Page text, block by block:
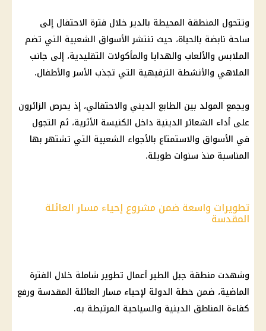
وتتحول المنطقة المحيطة بالدير خلال فترة الاحتفال إلى
ساحة نابضة بالحياة، حيث تنتشر الأسواق الشعبية التي تضم
الملابس والألعاب والهدايا والمأكولات التقليدية، إلى جانب
الملاهي والأنشطة الترفيهية التي تجذب الأسر والأطفال.
ويجمع المولد بين الطابع الديني والاحتفالي، إذ يحرص الزائرون
على أداء الشعائر الدينية داخل الكنيسة الأثرية، ثم التجول
في الأسواق والاستمتاع بالأجواء الشعبية التي تشتهر بها
المناسبة منذ سنوات طويلة.
تطويرات واسعة ضمن مشروع إحياء مسار العائلة
المقدسة
وشهدت منطقة جبل الطير أعمال تطوير شاملة خلال الفترة
الماضية، ضمن خطة الدولة لإحياء مسار العائلة المقدسة ورفع
كفاءة المناطق الدينية والسياحية المرتبطة به.